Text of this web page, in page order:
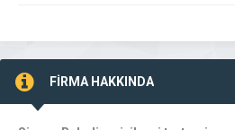
FİRMA HAKKINDA